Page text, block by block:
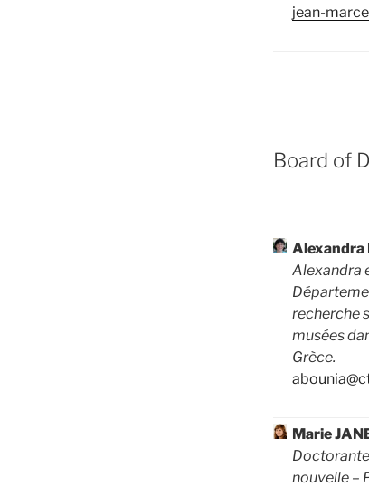
jean-
Board of
Alexandra
Alexandra
recherche
musées
Grèce.
Marie
nouvelle –